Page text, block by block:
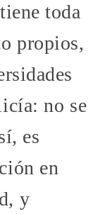
toda
propios,
no se
es
en
y